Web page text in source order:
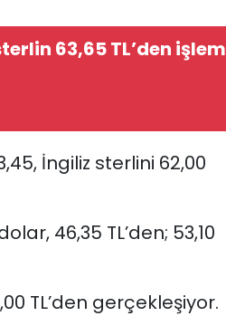
63,65 TL’den işlem
İngiliz sterlini 62,00
46,35 TL’den; 53,10
TL’den gerçekleşiyor.